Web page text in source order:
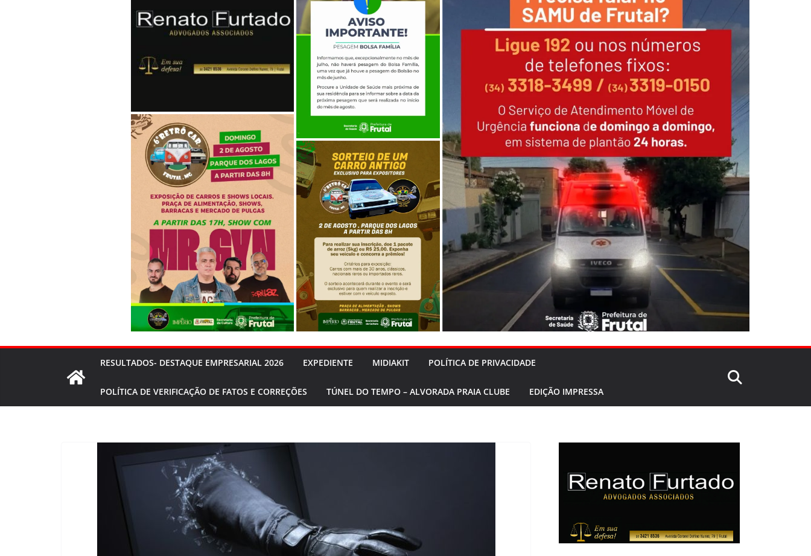
RESULTADOS- DESTAQUE EMPRESARIAL 2026 EXPEDIENTE MIDIAKIT POLÍTICA DE PRIVACIDADE
POLÍTICA DE VERIFICAÇÃO DE FATOS E CORREÇÕES TÚNEL DO TEMPO – ALVORADA PRAIA CLUBE EDIÇÃO IMPRESSA